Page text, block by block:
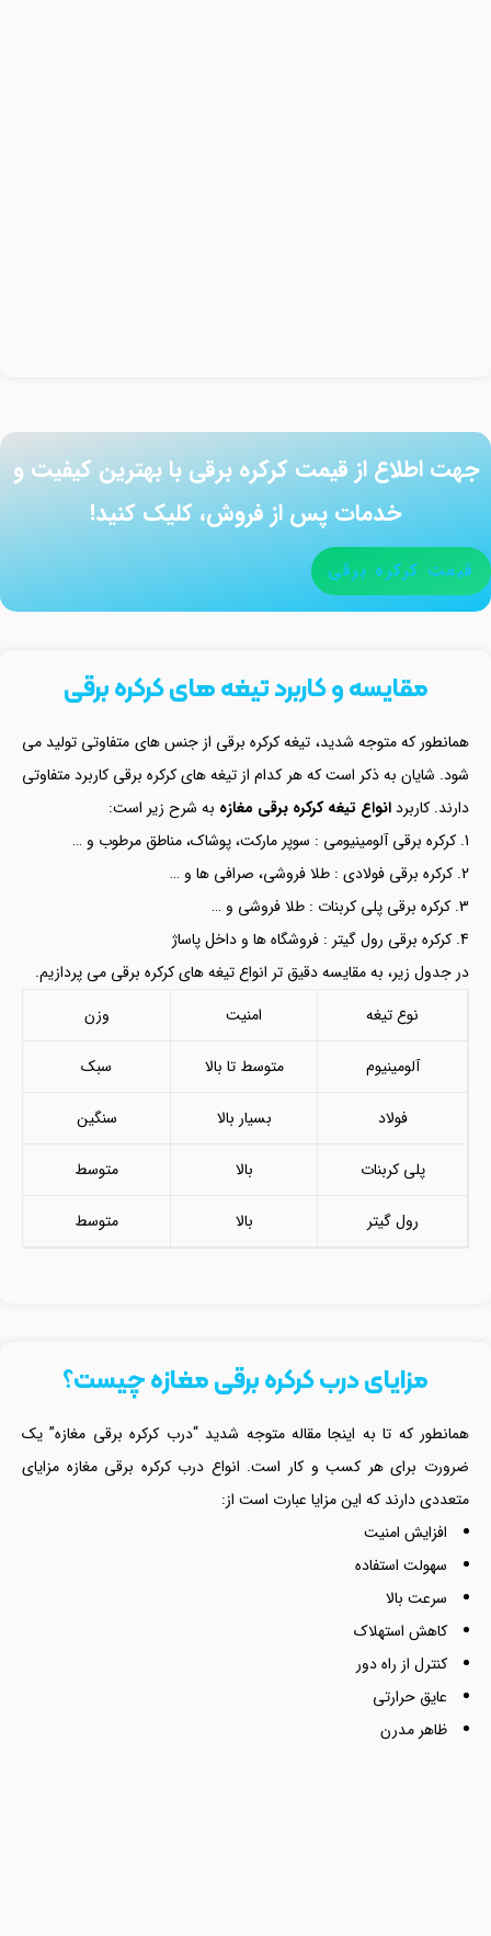
جهت اطلاع از قیمت کرکره برقی با بهترین کیفیت و
خدمات پس از فروش، کلیک کنید!
قیمت کرکره برقی
مقایسه و کاربرد تیغه های کرکره برقی
همانطور که متوجه شدید، تیغه کرکره برقی از جنس های متفاوتی تولید می
شود. شایان به ذکر است که هر کدام از تیغه های کرکره برقی کاربرد متفاوتی
دارند. کاربردانواع تیغه کرکره برقی مغازهبه شرح زیر است:
کرکره برقی آلومینیومی : سوپر مارکت، پوشاک، مناطق مرطوب و …
کرکره برقی فولادی : طلا فروشی، صرافی ها و …
کرکره برقی پلی کربنات : طلا فروشی و …
کرکره برقی رول گیتر : فروشگاه ها و داخل پاساژ
در جدول زیر، به مقایسه دقیق تر انواع تیغه های کرکره برقی می پردازیم.
نوع تیغه
امنیت وزن
آلومینیوم متوسط تا بالا سبک
فولاد بسیار بالا سنگین
پلی کربنات بالا متوسط
رول گیتر بالا متوسط
مزایای درب کرکره برقی مغازه چیست؟
همانطور که تا به اینجا مقاله متوجه شدید “درب کرکره برقی مغازه” یک
ضرورت برای هر کسب و کار است. انواع درب کرکره برقی مغازه مزایای
متعددی دارند که این مزایا عبارت است از:
افزایش امنیت
سهولت استفاده
سرعت بالا
کاهش استهلاک
کنترل از راه دور
عایق حرارتی
ظاهر مدرن